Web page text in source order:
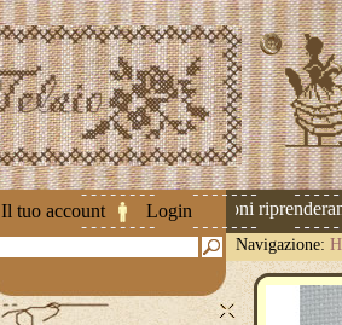
Il tuo account Login
Attenzione ! Le spedizioni
Navigazione: